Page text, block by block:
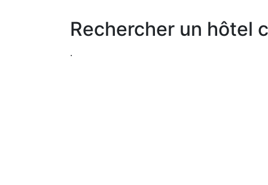
Rechercher un hôtel
.